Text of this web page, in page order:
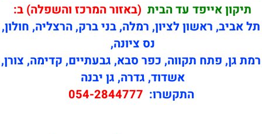
תיקון אייפד עד הבית (באזור המרכז והשפלה) ב:
תל אביב, ראשון לציון, רמלה, בני ברק, הרצליה, חולון,
נס ציונה,
רמת גן, פתח תקווה, כפר סבא, גבעתיים, קדימה, צורן,
אשדוד, גדרה, גן יבנה
התקשרו: 054-2844777